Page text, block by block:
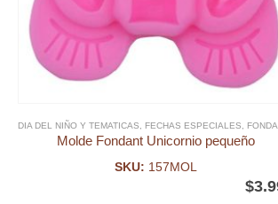
DIA DEL NIÑO Y TEMATICAS FECHAS ESPECIALES
Molde Fondant Unicornio pequeño
SKU: 157MOL
$